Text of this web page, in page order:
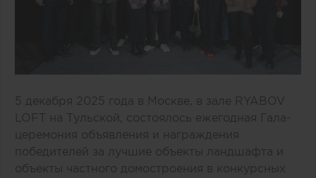
5 декабря 2025 года в Москве, в зале RYABOV
LOFT на Тульской, состоялось ежегодная Гала-
церемония объявления и награждения
победителей за лучшие объекты ландшафта и
объекты частного домостроения в конкурсных